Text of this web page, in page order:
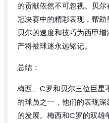
的贡献依然不可忽视。贝
冠决赛中的精彩表现，帮助
贝尔的速度和技巧为西甲
产将被球迷永远铭记。
总结：
梅西、C罗和贝尔三位巨星
的球员之一，他们的表现
的发展。梅西和C罗的双雄